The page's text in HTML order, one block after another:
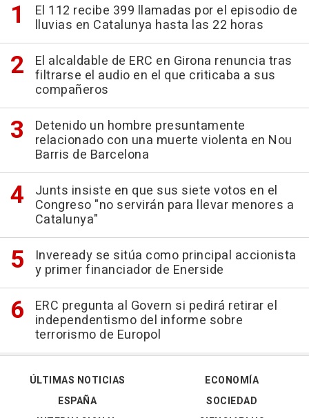
El 112 recibe 399 llamadas por el episodio de
lluvias en Catalunya hasta las 22 horas
El alcaldable de ERC en Girona renuncia tras
filtrarse el audio en el que criticaba a sus
compañeros
Detenido un hombre presuntamente
relacionado con una muerte violenta en Nou
Barris de Barcelona
Junts insiste en que sus siete votos en el
Congreso "no servirán para llevar menores a
Catalunya"
Inveready se sitúa como principal accionista
y primer financiador de Enerside
ERC pregunta al Govern si pedirá retirar el
independentismo del informe sobre
terrorismo de Europol
ÚLTIMAS NOTICIAS
ESPAÑA
ECONOMÍA
SOCIEDAD